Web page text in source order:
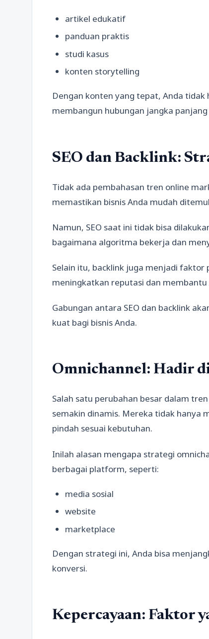
artikel edukatif
panduan praktis
studi kasus
konten storytelling
Dengan konten yang tepat, Anda
membangun hubungan jangka
SEO dan Backlink:
Tidak ada pembahasan tren online
memastikan bisnis Anda mudah
Namun, SEO saat ini tidak bisa
bagaimana algoritma bekerja dan
Selain itu, backlink juga menjadi
meningkatkan reputasi dan
Gabungan antara SEO dan backlink
kuat bagi bisnis Anda.
Omnichannel: Hadir
Salah satu perubahan besar dalam
semakin dinamis. Mereka tidak hanya
pindah sesuai kebutuhan.
Inilah alasan mengapa strategi
berbagai platform, seperti:
media sosial
website
marketplace
Dengan strategi ini, Anda bisa
konversi.
Kepercayaan: Faktor